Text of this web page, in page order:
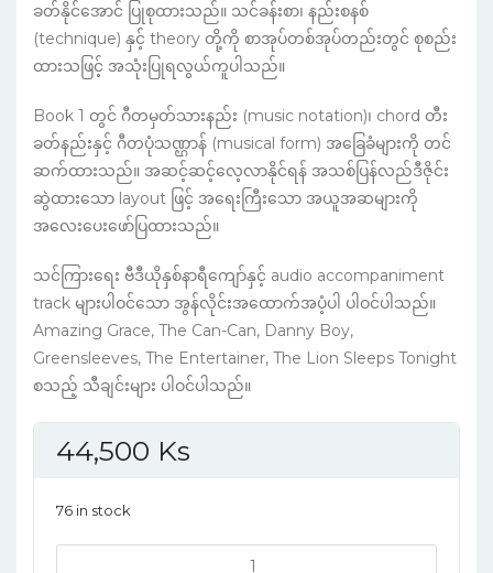
ခတ်နိုင်အောင် ပြုစုထားသည်။ သင်ခန်းစာ၊ နည်းစနစ်
(technique) နှင့် theory တို့ကို စာအုပ်တစ်အုပ်တည်းတွင် စုစည်း
ထားသဖြင့် အသုံးပြုရလွယ်ကူပါသည်။
Book 1 တွင် ဂီတမှတ်သားနည်း (music notation)၊ chord တီး
ခတ်နည်းနှင့် ဂီတပုံသဏ္ဌာန် (musical form) အခြေခံများကို တင်
ဆက်ထားသည်။ အဆင့်ဆင့်လေ့လာနိုင်ရန် အသစ်ပြန်လည်ဒီဇိုင်း
ဆွဲထားသော layout ဖြင့် အရေးကြီးသော အယူအဆများကို
အလေးပေးဖော်ပြထားသည်။
သင်ကြားရေး ဗီဒီယိုနှစ်နာရီကျော်နှင့် audio accompaniment
track များပါဝင်သော အွန်လိုင်းအထောက်အပံ့ပါ ပါဝင်ပါသည်။
Amazing Grace, The Can-Can, Danny Boy,
Greensleeves, The Entertainer, The Lion Sleeps Tonight
စသည့် သီချင်းများ ပါဝင်ပါသည်။
44,500 Ks
76 in stock